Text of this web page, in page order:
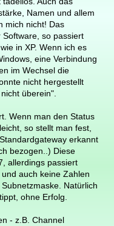
Namen und allem
mich nicht! Das
so passiert
in XP. Wenn ich es
eine Verbindung
im Wechsel die
nicht hergestellt
überein".
Wenn man den Status
so stellt man fest,
erkannt
bezogen..) Diese
allerdings passiert
auch keine Zahlen
Natürlich
ohne Erfolg.
- z.B. Channel